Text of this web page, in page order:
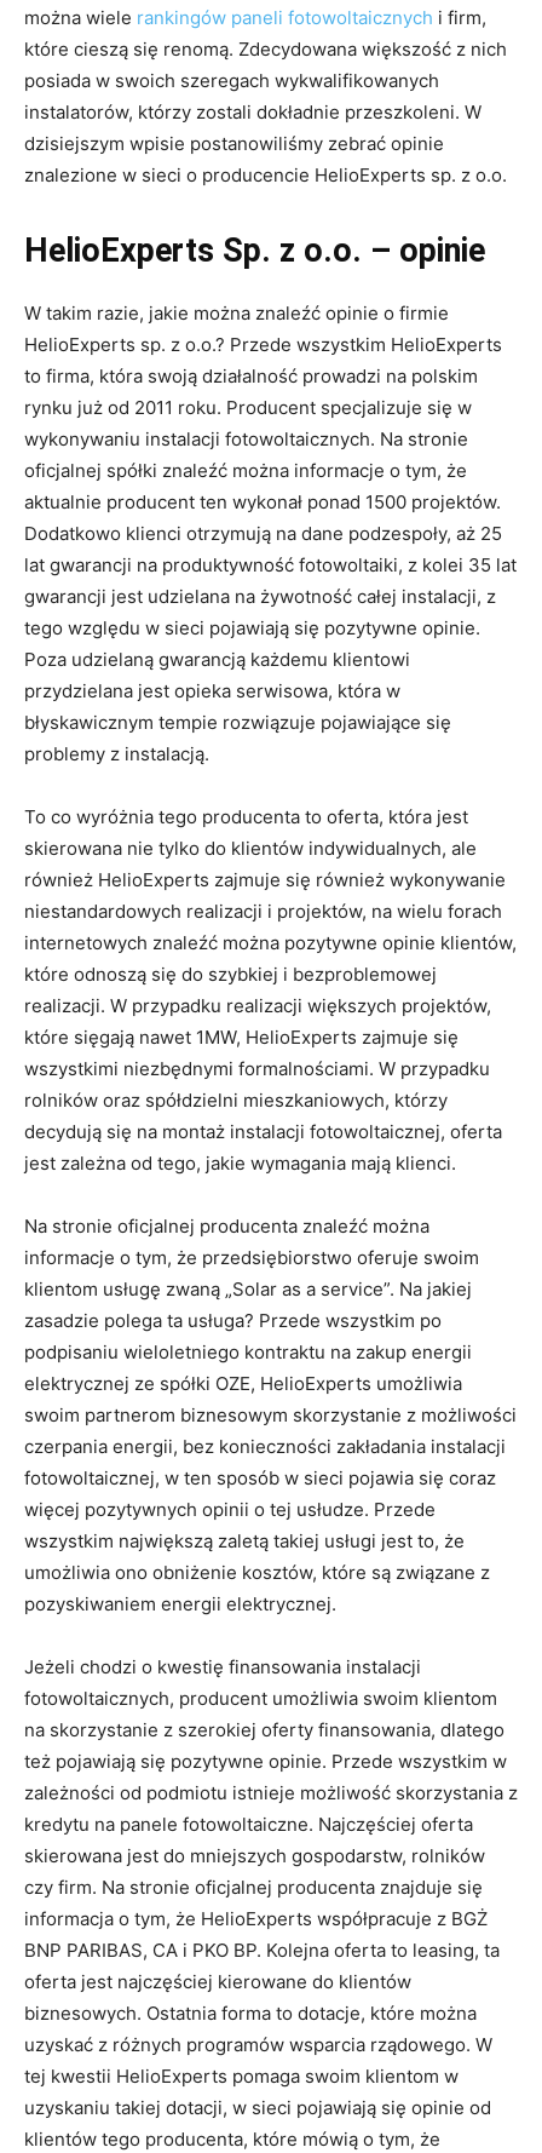
można wiele rankingów paneli fotowoltaicznych i firm,
które cieszą się renomą. Zdecydowana większość z nich
posiada w swoich szeregach wykwalifikowanych
instalatorów, którzy zostali dokładnie przeszkoleni. W
dzisiejszym wpisie postanowiliśmy zebrać opinie
znalezione w sieci o producencie HelioExperts sp. z o.o.
HelioExperts Sp. z o.o. – opinie
W takim razie, jakie można znaleźć opinie o firmie
HelioExperts sp. z o.o.? Przede wszystkim HelioExperts
to firma, która swoją działalność prowadzi na polskim
rynku już od 2011 roku. Producent specjalizuje się w
wykonywaniu instalacji fotowoltaicznych. Na stronie
oficjalnej spółki znaleźć można informacje o tym, że
aktualnie producent ten wykonał ponad 1500 projektów.
Dodatkowo klienci otrzymują na dane podzespoły, aż 25
lat gwarancji na produktywność fotowoltaiki, z kolei 35 lat
gwarancji jest udzielana na żywotność całej instalacji, z
tego względu w sieci pojawiają się pozytywne opinie.
Poza udzielaną gwarancją każdemu klientowi
przydzielana jest opieka serwisowa, która w
błyskawicznym tempie rozwiązuje pojawiające się
problemy z instalacją.
To co wyróżnia tego producenta to oferta, która jest
skierowana nie tylko do klientów indywidualnych, ale
również HelioExperts zajmuje się również wykonywanie
niestandardowych realizacji i projektów, na wielu forach
internetowych znaleźć można pozytywne opinie klientów,
które odnoszą się do szybkiej i bezproblemowej
realizacji. W przypadku realizacji większych projektów,
które sięgają nawet 1MW, HelioExperts zajmuje się
wszystkimi niezbędnymi formalnościami. W przypadku
rolników oraz spółdzielni mieszkaniowych, którzy
decydują się na montaż instalacji fotowoltaicznej, oferta
jest zależna od tego, jakie wymagania mają klienci.
Na stronie oficjalnej producenta znaleźć można
informacje o tym, że przedsiębiorstwo oferuje swoim
klientom usługę zwaną „Solar as a service”. Na jakiej
zasadzie polega ta usługa? Przede wszystkim po
podpisaniu wieloletniego kontraktu na zakup energii
elektrycznej ze spółki OZE, HelioExperts umożliwia
swoim partnerom biznesowym skorzystanie z możliwości
czerpania energii, bez konieczności zakładania instalacji
fotowoltaicznej, w ten sposób w sieci pojawia się coraz
więcej pozytywnych opinii o tej usłudze. Przede
wszystkim największą zaletą takiej usługi jest to, że
umożliwia ono obniżenie kosztów, które są związane z
pozyskiwaniem energii elektrycznej.
Jeżeli chodzi o kwestię finansowania instalacji
fotowoltaicznych, producent umożliwia swoim klientom
na skorzystanie z szerokiej oferty finansowania, dlatego
też pojawiają się pozytywne opinie. Przede wszystkim w
zależności od podmiotu istnieje możliwość skorzystania z
kredytu na panele fotowoltaiczne. Najczęściej oferta
skierowana jest do mniejszych gospodarstw, rolników
czy firm. Na stronie oficjalnej producenta znajduje się
informacja o tym, że HelioExperts współpracuje z BGŻ
BNP PARIBAS, CA i PKO BP. Kolejna oferta to leasing, ta
oferta jest najczęściej kierowane do klientów
biznesowych. Ostatnia forma to dotacje, które można
uzyskać z różnych programów wsparcia rządowego. W
tej kwestii HelioExperts pomaga swoim klientom w
uzyskaniu takiej dotacji, w sieci pojawiają się opinie od
klientów tego producenta, które mówią o tym, że